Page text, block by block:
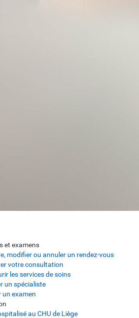
et examens
modifier ou annuler un rendez-vous
votre consultation
les services de soins
un spécialiste
un examen
au CHU de Liège